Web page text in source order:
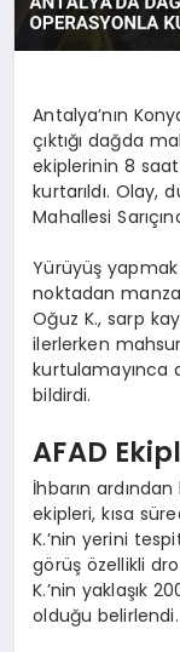
Antalya’nın
çıktığı dağda
ekiplerinin 8
kurtarıldı. Olay,
Mahallesi
Yürüyüş
noktadan
Oğuz K., sarp
ilerlerken
kurtulamayınca
bildirdi.
AFAD
İhbarın
ekipleri, kısa
K.’nin yerini
görüş özellikli
K.’nin yaklaşık
olduğu belirlendi.